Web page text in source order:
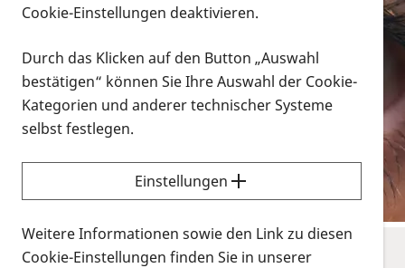
Willkommen bei PRO RETINA. Sie sind nicht allein!
PRO RETINA ist eine starke Selbsthilfeorganisation,
die Sie auffängt und Ihnen hilft, als sehbehinderter
Krankheit zu bewältigen und ein selbstbestimmtes
Mehr erfahren
Cookie-Einstellungen deaktivieren.
Durch das Klicken auf den Button „Auswahl
bestätigen“ können Sie Ihre Auswahl der Cookie-
Kategorien und anderer technischer Systeme
selbst festlegen.
Einstellungen
Weitere Informationen sowie den Link zu diesen
Cookie-Einstellungen finden Sie in unserer